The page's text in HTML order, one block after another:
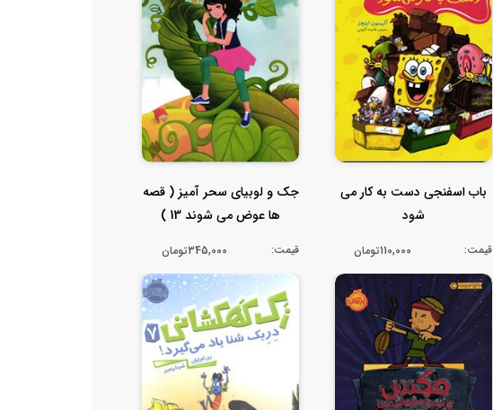
باب اسفنجی دست به کار می
شود
قیمت: 110,000تومان
جک و لوبیای سحر آمیز ( قصه
ها عوض می شوند 13 )
قیمت: 345,000تومان